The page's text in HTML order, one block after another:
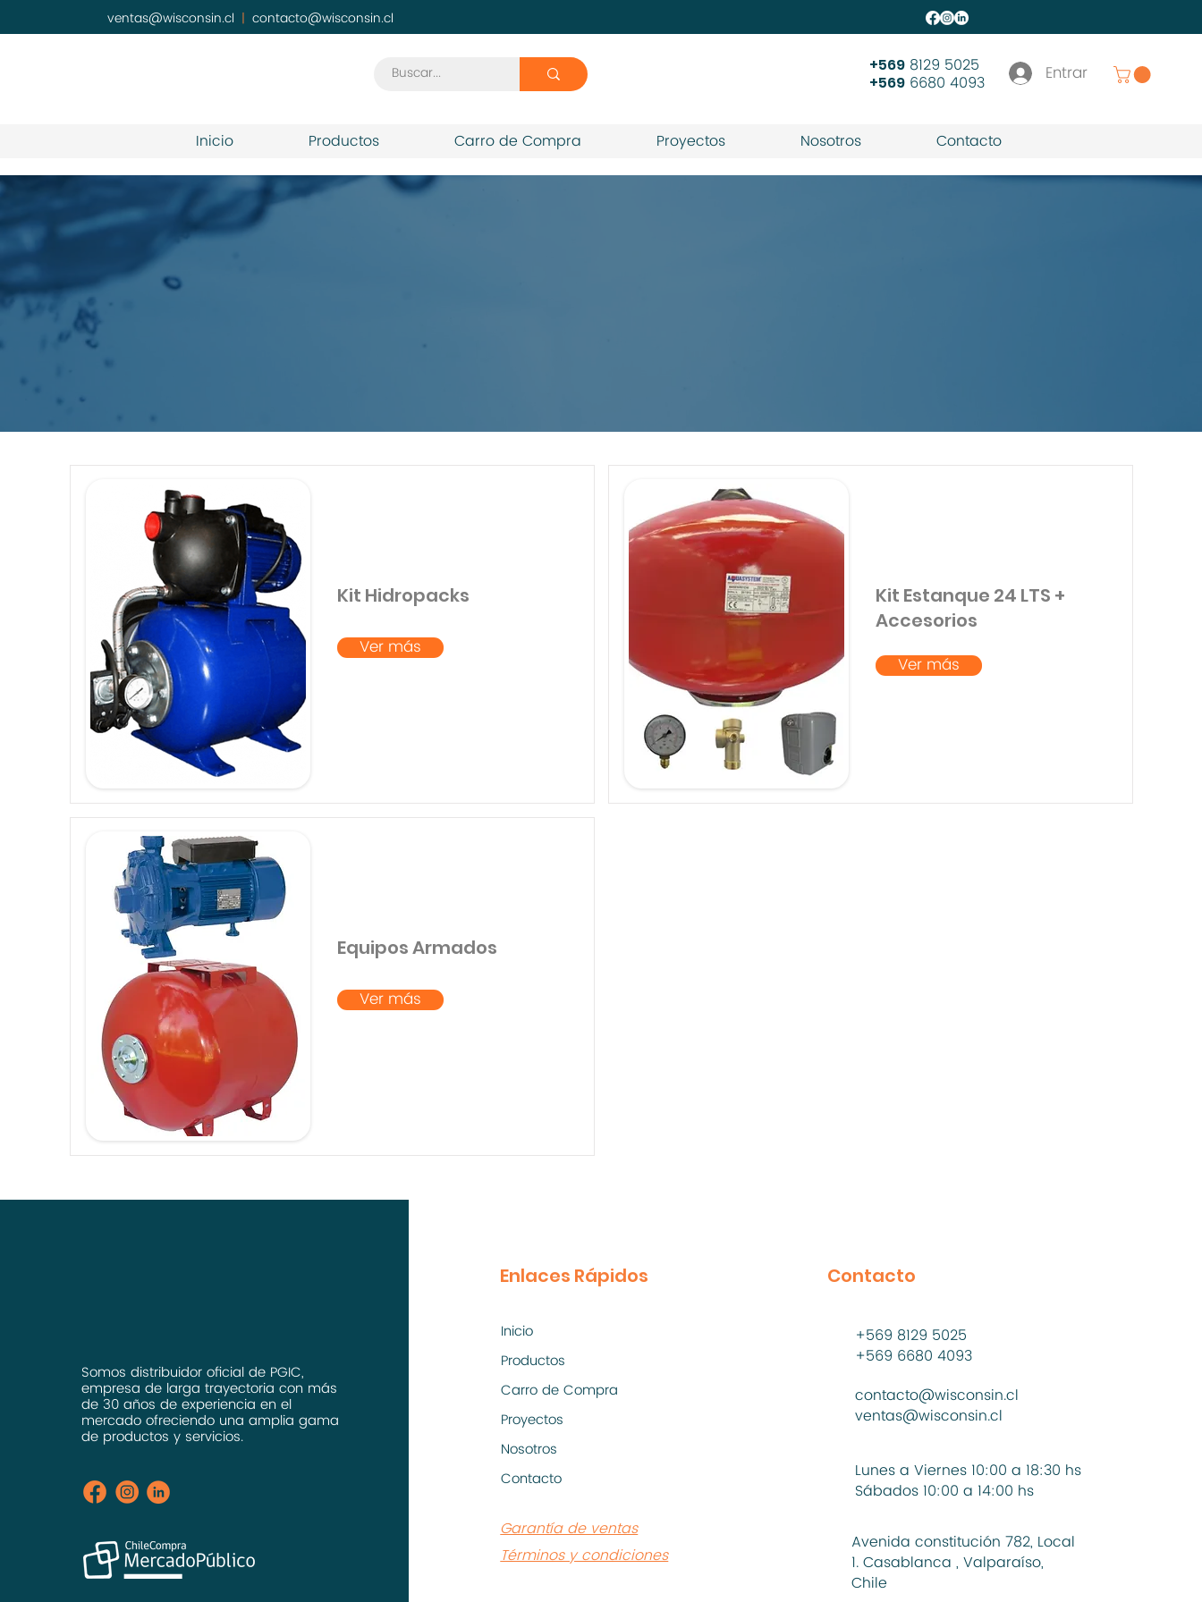
ventas@wisconsin.cl | contacto@wisconsin.cl
Entrar
+569 8129 5025
+569 6680 4093
Inicio Productos Carro de Compra Proyectos Nosotros Contacto
Kit Hidropacks
Ver más
Equipos Armados
Ver más
Kit Estanque 24 LTS +
Accesorios
Ver más
Somos distribuidor oficial de PGIC,
empresa de larga trayectoria con más
de 30 años de experiencia en el
mercado ofreciendo una amplia gama
de productos y servicios.
Enlaces Rápidos
Inicio
Productos
Carro de Compra
Proyectos
Nosotros
Contacto
Garantía de ventas
Términos y condiciones
Contacto
+569 8129 5025
+569 6680 4093
contacto@wisconsin.cl
ventas@wisconsin.cl
Lunes a Viernes 10:00 a 18:30 hs
Sábados 10:00 a 14:00 hs
Avenida constitución 782, Local
1. Casablanca , Valparaíso,
Chile